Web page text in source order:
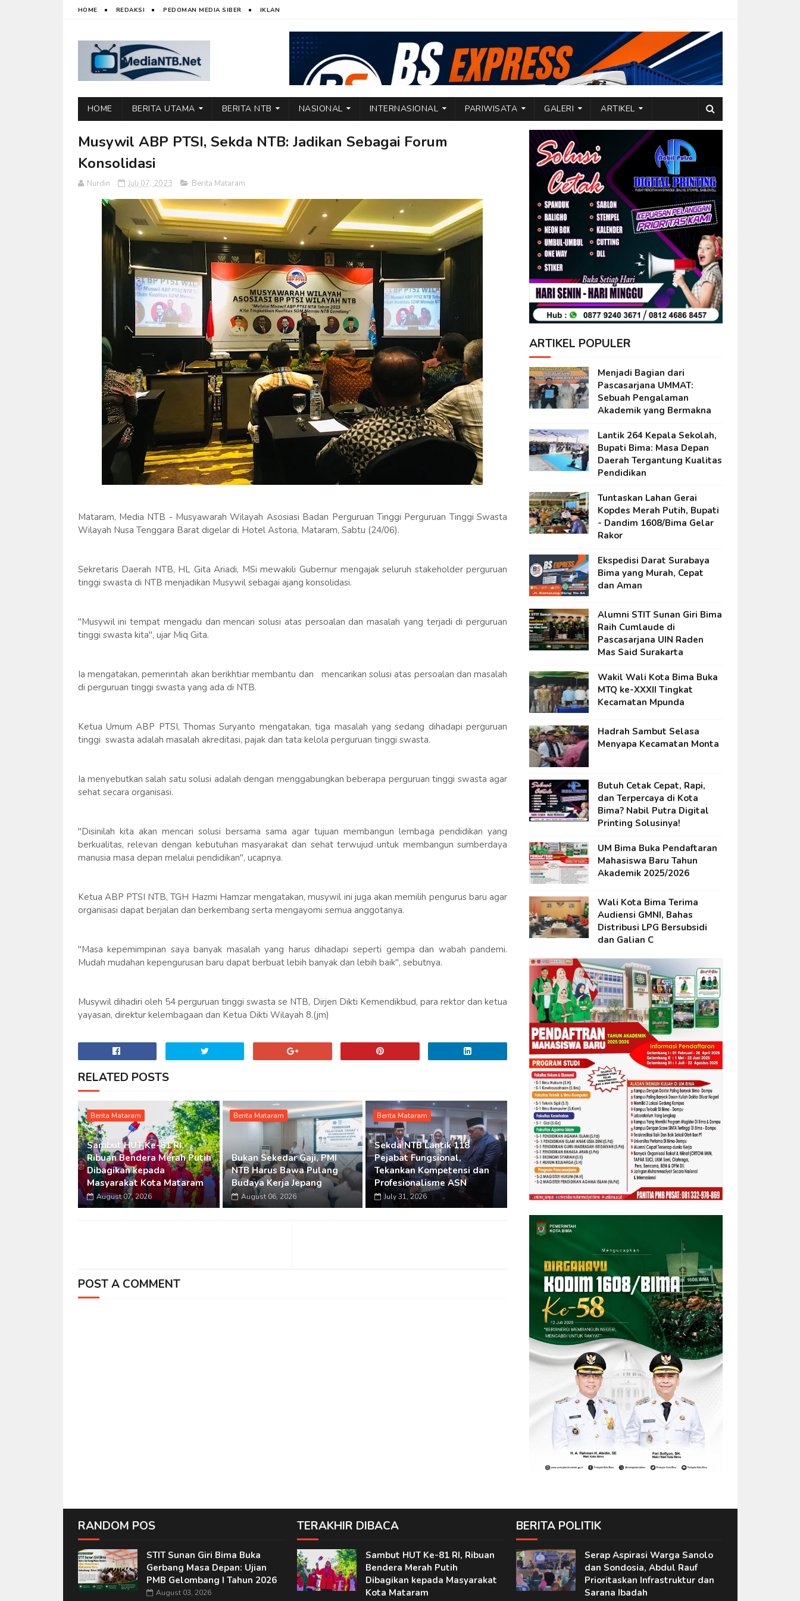
HOME REDAKSI PEDOMAN MEDIA SIBER IKLAN
HOME BERITA UTAMA BERITA NTB NASIONAL INTERNASIONAL PARIWISATA GALERI ARTIKEL
Musywil ABP PTSI, Sekda NTB: Jadikan Sebagai Forum
Konsolidasi
Nurdin Juli 07, 2023 Berita Mataram
Mataram, Media NTB - Musyawarah Wilayah Asosiasi Badan Perguruan Tinggi Perguruan Tinggi Swasta
Wilayah Nusa Tenggara Barat digelar di Hotel Astoria, Mataram, Sabtu (24/06).
Sekretaris Daerah NTB, HL Gita Ariadi, MSi mewakili Gubernur mengajak seluruh stakeholder perguruan
tinggi swasta di NTB menjadikan Musywil sebagai ajang konsolidasi.
"Musywil ini tempat mengadu dan mencari solusi atas persoalan dan masalah yang terjadi di perguruan
tinggi swasta kita", ujar Miq Gita.
Ia mengatakan, pemerintah akan berikhtiar membantu dan mencarikan solusi atas persoalan dan masalah
di perguruan tinggi swasta yang ada di NTB.
Ketua Umum ABP PTSI, Thomas Suryanto mengatakan, tiga masalah yang sedang dihadapi perguruan
tinggi swasta adalah masalah akreditasi, pajak dan tata kelola perguruan tinggi swasta.
Ia menyebutkan salah satu solusi adalah dengan menggabungkan beberapa perguruan tinggi swasta agar
sehat secara organisasi.
"Disinilah kita akan mencari solusi bersama sama agar tujuan membangun lembaga pendidikan yang
berkualitas, relevan dengan kebutuhan masyarakat dan sehat terwujud untuk membangun sumberdaya
manusia masa depan melalui pendidikan", ucapnya.
Ketua ABP PTSI NTB, TGH Hazmi Hamzar mengatakan, musywil ini juga akan memilih pengurus baru agar
organisasi dapat berjalan dan berkembang serta mengayomi semua anggotanya.
"Masa kepemimpinan saya banyak masalah yang harus dihadapi seperti gempa dan wabah pandemi.
Mudah mudahan kepengurusan baru dapat berbuat lebih banyak dan lebih baik", sebutnya.
Musywil dihadiri oleh 54 perguruan tinggi swasta se NTB, Dirjen Dikti Kemendikbud, para rektor dan ketua
yayasan, direktur kelembagaan dan Ketua Dikti Wilayah 8.(jm)
RELATED POSTS
Berita Mataram
Sambut HUT Ke-81 RI,
Ribuan Bendera Merah Putih
Dibagikan kepada
Masyarakat Kota Mataram
August 07, 2026
Berita Mataram
Bukan Sekedar Gaji, PMI
NTB Harus Bawa Pulang
Budaya Kerja Jepang
August 06, 2026
Berita Mataram
Sekda NTB Lantik 118
Pejabat Fungsional,
Tekankan Kompetensi dan
Profesionalisme ASN
July 31, 2026
POST A COMMENT
ARTIKEL POPULER
Menjadi Bagian dari
Pascasarjana UMMAT:
Sebuah Pengalaman
Akademik yang Bermakna
Lantik 264 Kepala Sekolah,
Bupati Bima: Masa Depan
Daerah Tergantung Kualitas
Pendidikan
Tuntaskan Lahan Gerai
Kopdes Merah Putih, Bupati
- Dandim 1608/Bima Gelar
Rakor
Ekspedisi Darat Surabaya
Bima yang Murah, Cepat
dan Aman
Alumni STIT Sunan Giri Bima
Raih Cumlaude di
Pascasarjana UIN Raden
Mas Said Surakarta
Wakil Wali Kota Bima Buka
MTQ ke-XXXII Tingkat
Kecamatan Mpunda
Hadrah Sambut Selasa
Menyapa Kecamatan Monta
Butuh Cetak Cepat, Rapi,
dan Terpercaya di Kota
Bima? Nabil Putra Digital
Printing Solusinya!
UM Bima Buka Pendaftaran
Mahasiswa Baru Tahun
Akademik 2025/2026
Wali Kota Bima Terima
Audiensi GMNI, Bahas
Distribusi LPG Bersubsidi
dan Galian C
RANDOM POS
STIT Sunan Giri Bima Buka
Gerbang Masa Depan: Ujian
PMB Gelombang I Tahun 2026
August 03, 2026
TERAKHIR DIBACA
Sambut HUT Ke-81 RI, Ribuan
Bendera Merah Putih
Dibagikan kepada Masyarakat
Kota Mataram
BERITA POLITIK
Serap Aspirasi Warga Sanolo
dan Sondosia, Abdul Rauf
Prioritaskan Infrastruktur dan
Sarana Ibadah